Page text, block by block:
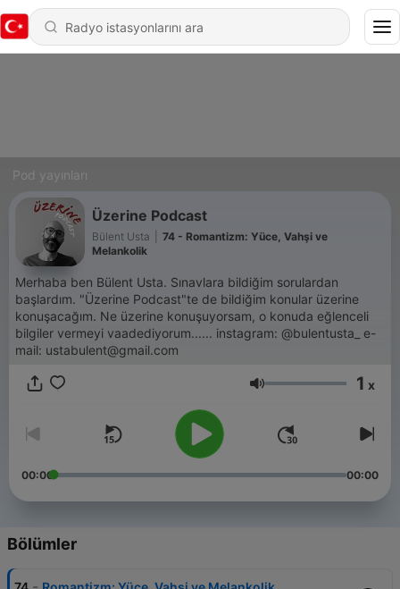
Pod yayınları
Üzerine Podcast
Bülent Usta
74 - Romantizm: Yüce, Vahşi ve
Melankolik
Merhaba ben Bülent Usta. Sınavlara bildiğim sorulardan
başlardım. "Üzerine Podcast"te de bildiğim konular üzerine
konuşacağım. Ne üzerine konuşuyorsam, o konuda eğlenceli
bilgiler vermeyi vaadediyorum...... instagram: @bulentusta_ e-
mail: ustabulent@gmail.com
Ses 1 x
00:00 00:00
Bölümler